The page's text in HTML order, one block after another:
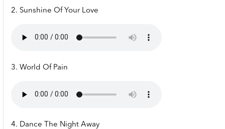
2. Sunshine Of Your Love
3. World Of Pain
4. Dance The Night Away